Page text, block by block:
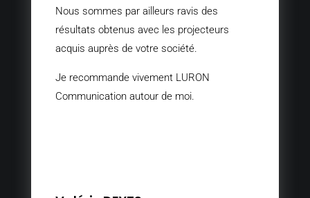
Nous sommes par ailleurs ravis des
résultats obtenus avec les projecteurs
acquis auprès de votre société.
Je recommande vivement LURON
Communication autour de moi.